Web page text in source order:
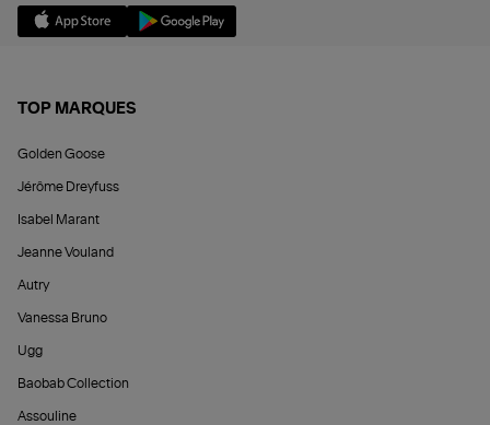
TOP MARQUES
Golden Goose
Jérôme Dreyfuss
Isabel Marant
Jeanne Vouland
Autry
Vanessa Bruno
Ugg
Baobab Collection
Assouline